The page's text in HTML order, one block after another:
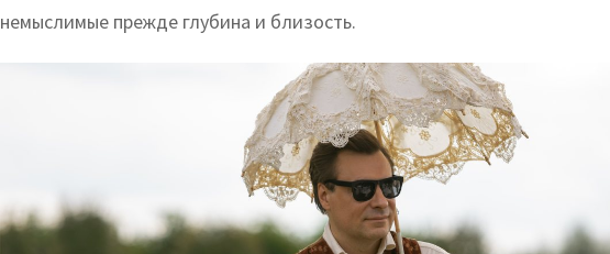
немыслимые прежде глубина и близость.